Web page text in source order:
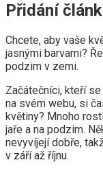
Přidání
Chcete, aby vaše
jasnými barvami?
podzim v zemi.
Začátečníci, kteří
na svém webu, si
květiny? Mnoho
jaře a na podzim.
nevyvíjejí dobře,
v září až říjnu.